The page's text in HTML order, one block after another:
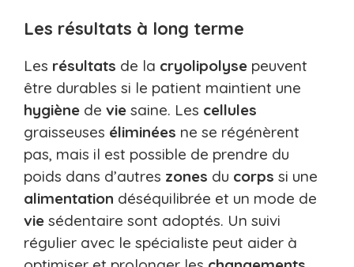
Les résultats à long terme
Les résultats de la cryolipolyse peuvent
être durables si le patient maintient une
hygiène de vie saine. Les cellules
graisseuses éliminées ne se régénèrent
pas, mais il est possible de prendre du
poids dans d’autres zones du corps si une
alimentation déséquilibrée et un mode de
vie sédentaire sont adoptés. Un suivi
régulier avec le spécialiste peut aider à